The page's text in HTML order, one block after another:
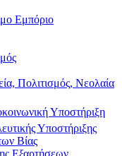
Εμπόριο
Πολιτισμός, Νεολαία
Υποστήριξη
Υποστήριξης
Βίας
Εξαρτήσεων